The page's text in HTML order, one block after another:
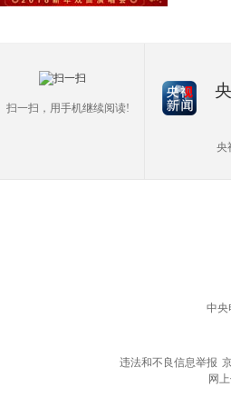
扫一扫，用手机继续阅读!
央
中央
违法和不良信息举报
网